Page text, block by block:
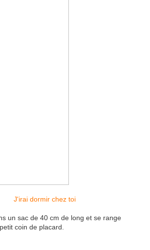
un sac de 40 cm de long et se range
coin de placard.